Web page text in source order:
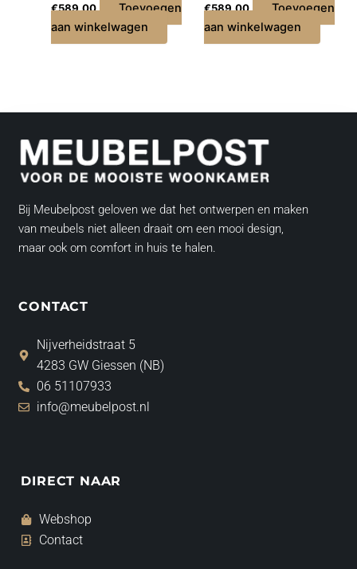
€589,00
Toevoegen
aan winkelwagen
€589,00
Toevoegen
aan winkelwagen
Bij Meubelpost geloven we dat het ontwerpen en maken
van meubels niet alleen draait om een mooi design,
maar ook om comfort in huis te halen.
CONTACT
Nijverheidstraat 5
4283 GW Giessen (NB)
06 51107933
info@meubelpost.nl
DIRECT NAAR
Webshop
Contact